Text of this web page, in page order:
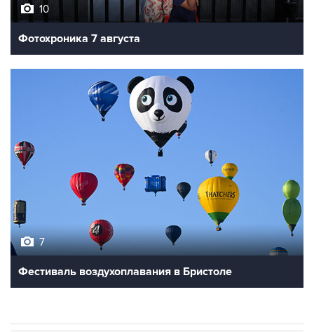
10
Фотохроника 7 августа
7
Фестиваль воздухоплавания в Бристоле